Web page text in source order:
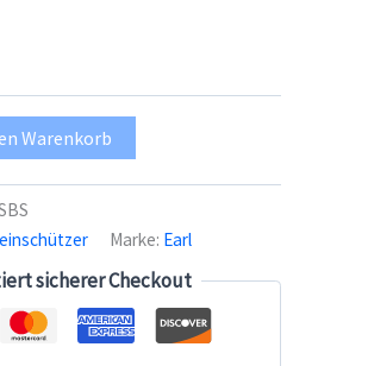
Warenkorb
Marke: Earl
sicherer Checkout